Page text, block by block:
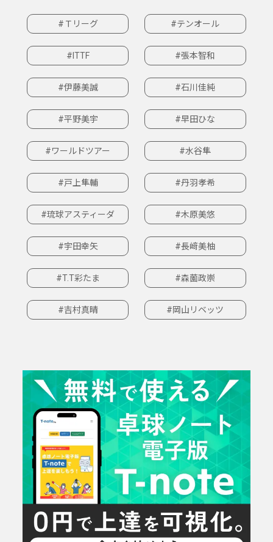
#Ｔリーグ #テンオール
#ITTF #張本智和
#伊藤美誠 #石川佳純
#平野美宇 #早田ひな
#ワールドツアー #水谷隼
#戸上隼輔 #丹羽孝希
#琉球アスティーダ #木原美悠
#宇田幸矢 #長﨑美柚
#T.T彩たま #森薗政崇
#吉村真晴 #岡山リベッツ